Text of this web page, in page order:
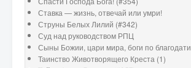
Ставка — жизнь, отвечай или умри!
Струны Белых Лилий (#342)
Суд над руководством РПЦ
Сыны Божии, цари мира, боги по благодати
Таинство Животворящего Креста (1)